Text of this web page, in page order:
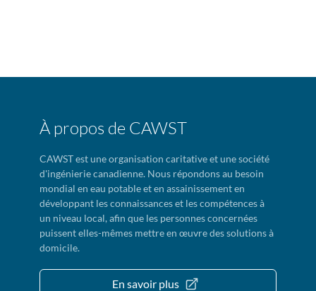
À propos de CAWST
CAWST est une organisation caritative et une société
d'ingénierie canadienne. Nous répondons au besoin
mondial en eau potable et en assainissement en
développant les connaissances et les compétences à
un niveau local, afin que les personnes concernées
puissent elles-mêmes mettre en œuvre des solutions à
domicile.
En savoir plus